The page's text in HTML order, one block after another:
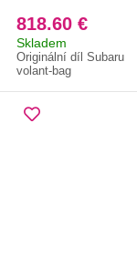
818.60 €
Skladem
Originální díl Subaru
volant-bag